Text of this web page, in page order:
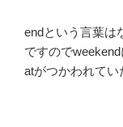
endという言葉は
ですので
atがつかわれてい